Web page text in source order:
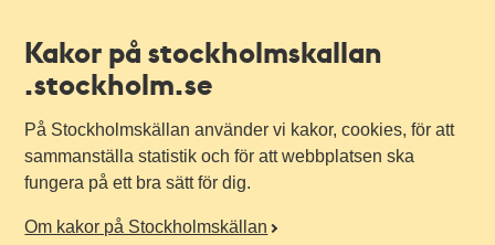
Kakor på stockholmskallan
.stockholm.se
På Stockholmskällan använder vi kakor, cookies, för att
sammanställa statistik och för att webbplatsen ska
fungera på ett bra sätt för dig.
Om kakor på Stockholmskällan